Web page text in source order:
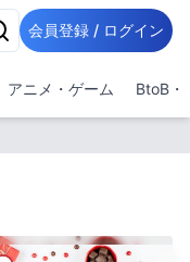
会員登録 / ログイン
アニメ・ゲーム BtoB・